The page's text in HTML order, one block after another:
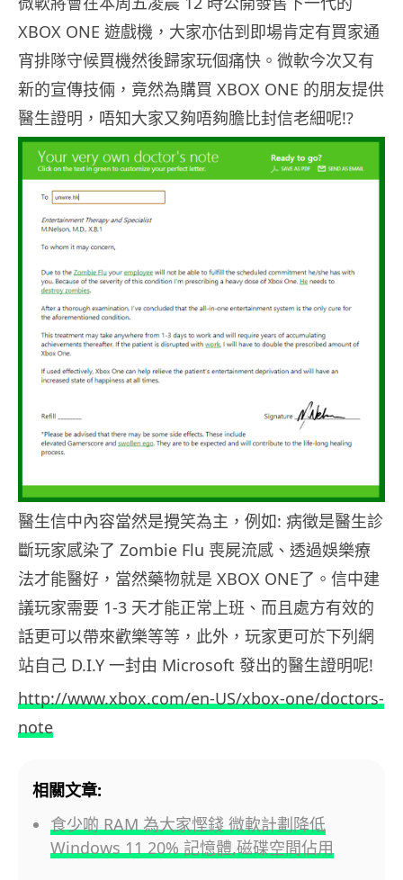
XBOX ONE 遊戲機，大家亦估到即場肯定有買家通
宵排隊守候買機然後歸家玩個痛快。微軟今次又有
新的宣傳技倆，竟然為購買 XBOX ONE 的朋友提供
醫生證明，唔知大家又夠唔夠膽比封信老細呢!?
醫生信中內容當然是攪笑為主，例如: 病徵是醫生診
斷玩家感染了 Zombie Flu 喪屍流感、透過娛樂療
法才能醫好，當然藥物就是 XBOX ONE了。信中建
議玩家需要 1-3 天才能正常上班、而且處方有效的
話更可以帶來歡樂等等，此外，玩家更可於下列網
站自己 D.I.Y 一封由 Microsoft 發出的醫生證明呢!
http://www.xbox.com/en-US/xbox-one/doctors-
note
相關文章:
食少啲 RAM 為大家慳錢 微軟計劃降低
Windows 11 20% 記憶體,磁碟空間佔用